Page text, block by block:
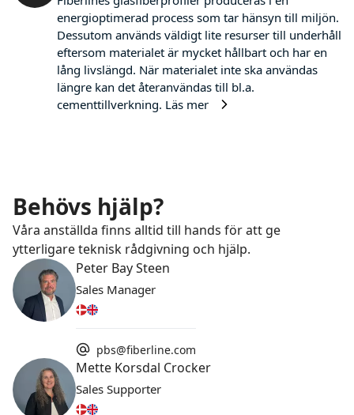
energioptimerad process som tar hänsyn till miljön.
Dessutom används väldigt lite resurser till underhåll
eftersom materialet är mycket hållbart och har en
lång livslängd. När materialet inte ska användas
längre kan det återanvändas till bl.a.
cementtillverkning. Läs mer
Behövs hjälp?
Våra anställda finns alltid till hands för att ge
ytterligare teknisk rådgivning och hjälp.
Peter Bay Steen
Sales Manager
pbs@fiberline.com
Mette Korsdal Crocker
Sales Supporter